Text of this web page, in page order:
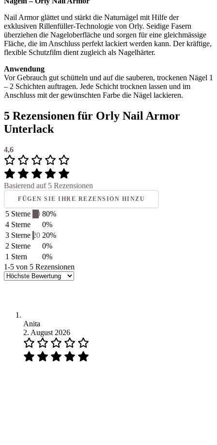
Nail Armor glättet und stärkt die Naturnägel mit Hilfe der
exklusiven Rillenfüller-Technologie von Orly. Seidige Fasern
überziehen die Nageloberfläche und sorgen für eine gleichmässige
Fläche, die im Anschluss perfekt lackiert werden kann. Der kräftige,
flexible Schutzfilm dient zugleich als Nagelhärter.
Anwendung
Vor Gebrauch gut schütteln und auf die sauberen, trockenen Nägel 1
– 2 Schichten auftragen. Jede Schicht trocknen lassen und im
Anschluss mit der gewünschten Farbe die Nägel lackieren.
5 Rezensionen für Orly Nail Armor
Unterlack
4,6
Basierend auf 5 Rezensionen
FÜGEN SIE IHRE REZENSION HINZU
5 Sterne 80 80%
4 Sterne
0%
3 Sterne 20 20%
2 Sterne
0%
1 Stern
0%
1-5 von 5 Rezensionen
Anita
2. August 2026